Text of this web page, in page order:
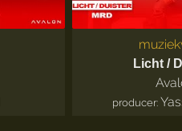
Licht /
producer: